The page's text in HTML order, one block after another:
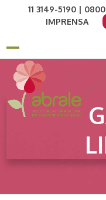
11 3149-5190 |
IMPRENSA
Open
mobile
menu
Close
mobile
menu